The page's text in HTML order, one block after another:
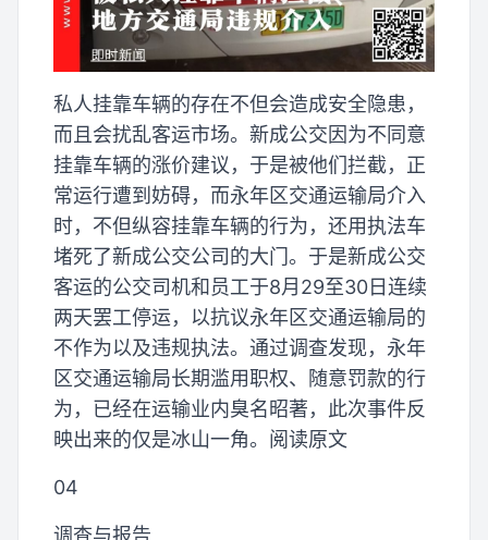
私人挂靠车辆的存在不但会造成安全隐患，
而且会扰乱客运市场。新成公交因为不同意
挂靠车辆的涨价建议，于是被他们拦截，正
常运行遭到妨碍，而永年区交通运输局介入
时，不但纵容挂靠车辆的行为，还用执法车
堵死了新成公交公司的大门。于是新成公交
客运的公交司机和员工于8月29至30日连续
两天罢工停运，以抗议永年区交通运输局的
不作为以及违规执法。通过调查发现，永年
区交通运输局长期滥用职权、随意罚款的行
为，已经在运输业内臭名昭著，此次事件反
映出来的仅是冰山一角。阅读原文
04
调查与报告